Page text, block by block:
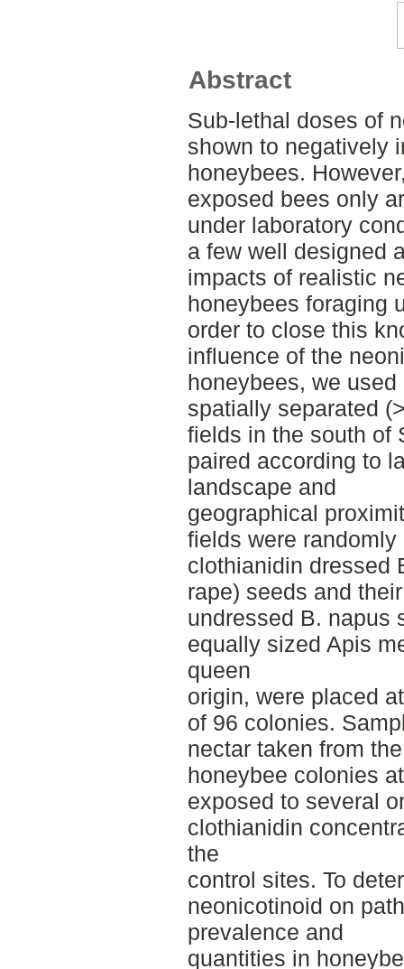
Abstract
Sub-lethal doses of
shown to negatively
honeybees.
exposed bees only
under laboratory
a few well designed
impacts of realistic
honeybees foraging
order to close this
influence of the
honeybees, we
spatially separated
fields in the south of
paired according to
landscape and
geographical
fields were
clothianidin dressed
rape) seeds and
undressed B. napus
equally sized Apis
queen
origin, were placed
of 96 colonies.
nectar taken from
honeybee colonies
exposed to several
clothianidin
the
control sites. To
neonicotinoid on
prevalence and
quantities in